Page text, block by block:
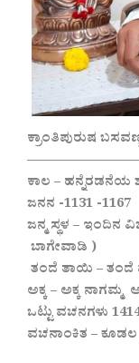
ಕ್ರಾಂತಿಪುರುಷ
ಕಾಲ – ಹನ್ನೆರಡನೆಯ
ಜನನ -1131 -1167
ಜನ್ಮ ಸ್ಥಳ –
ಬಾಗೇವಾಡಿ )
ತಂದೆ ತಾಯಿ –
ಅಕ್ಕ – ಅಕ್ಕ ನಾಗಮ್ಮ
ಒಟ್ಟು ವಚನಗಳು
ವಚನಾಂಕಿತ –